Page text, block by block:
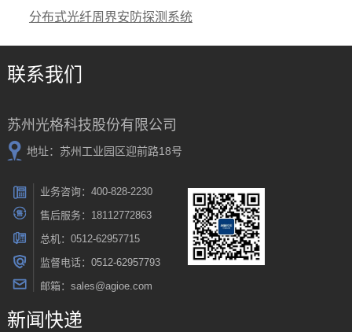
分布式光纤周界安防探测系统
联系我们
苏州光格科技股份有限公司
地址：苏州工业园区迎前路18号
业务咨询：400-828-2230
售后服务：18112772863
总机：0512-62957715
监督电话：0512-62957793
邮箱：sales@agioe.com
新闻快递